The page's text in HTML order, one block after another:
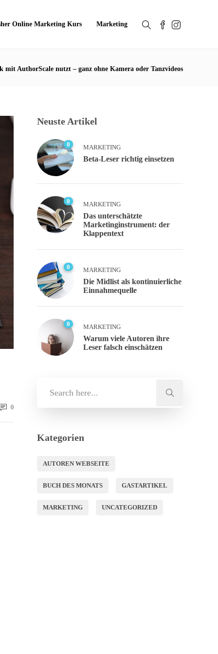
Online Marketing Kurs Marketing
AuthorScale nutzt – ganz ohne Kamera oder Tanzvideos
0
Neuste Artikel
0 MARKETING
Beta-Leser richtig einsetzen
0 MARKETING
Das unterschätzte
Marketinginstrument: der
Klappentext
0 MARKETING
Die Midlist als kontinuierliche
Einnahmequelle
0 MARKETING
Warum viele Autoren ihre
Leser falsch einschätzen
Kategorien
AUTOREN WEBSEITE
BUCH DES MONATS GASTARTIKEL
MARKETING UNCATEGORIZED